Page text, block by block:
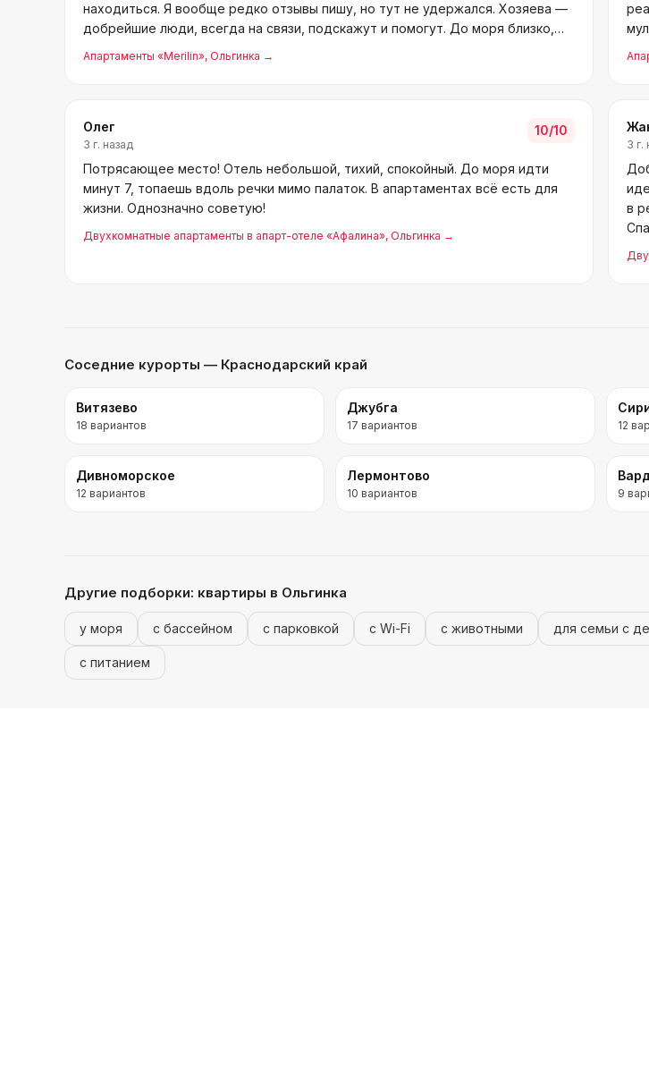
находиться. Я вообще редко отзывы пишу, но тут не удержался. Хозяева —
добрейшие люди, всегда на связи, подскажут и помогут. До моря близко,
Апартаменты «Merilin», Ольгинка →
Олег
3 г. назад
10/10
Потрясающее место! Отель небольшой, тихий, спокойный. До моря идти
минут 7, топаешь вдоль речки мимо палаток. В апартаментах всё есть для
жизни. Однозначно советую!
Двухкомнатные апартаменты в апарт-отеле «Афалина», Ольгинка →
3 г.
в
Соседние курорты — Краснодарский край
Витязево
18 вариантов
Джубга
17 вариантов 12
Дивноморское
12 вариантов
Лермонтово
10 вариантов 9
Другие подборки: квартиры в Ольгинка
у моря с бассейном с парковкой с Wi-Fi с животными для семьи с
с питанием